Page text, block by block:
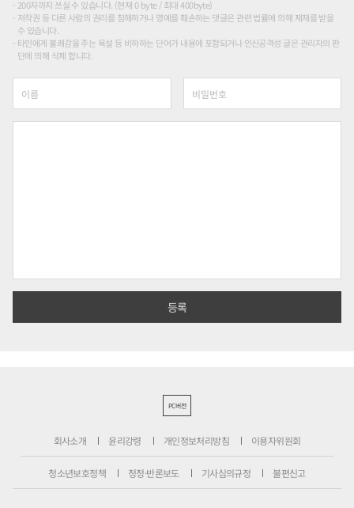
200자까지 쓰실 수 있습니다. (현재 0 byte / 최대 400byte)
저작권 등 다른 사람의 권리를 침해하거나 명예를 훼손하는 댓글은 관련 법률에 의해 제재를 받을
수 있습니다.
타인에게 불쾌감을 주는 욕설 등 비하하는 단어가 내용에 포함되거나 인신공격성 글은 관리자의 판
단에 의해 삭제 합니다.
PC버전
회사소개 윤리강령 개인정보처리방침 이용자위원회
청소년보호정책 정정·반론보도 기사심의규정 불편신고